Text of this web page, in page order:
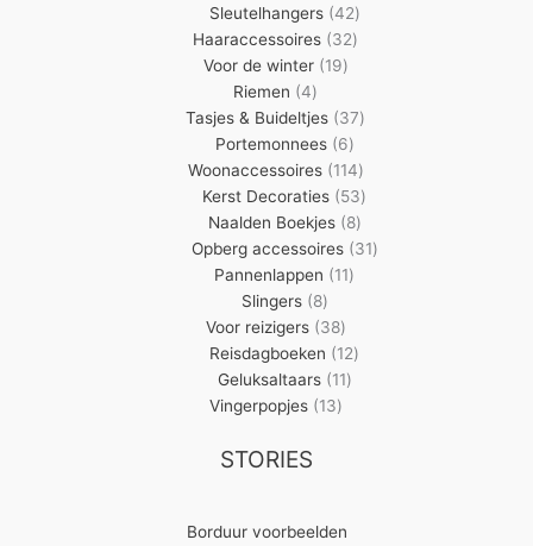
producten
Sleutelhangers 4242
producten
Haaraccessoires 3232
Voor de winter 1919
Riemen 44
producten
Tasjes & Buideltjes 3737
Portemonnees 66
producten
Woonaccessoires 114114
producten
Kerst Decoraties 5353
producten
Naalden Boekjes 88
producten
Opberg accessoires 3131
Pannenlappen 1111
Slingers 88
producten
Voor reizigers 3838
producten
Reisdagboeken 1212
Geluksaltaars 1111
Vingerpopjes 1313
STORIES
Borduur voorbeelden